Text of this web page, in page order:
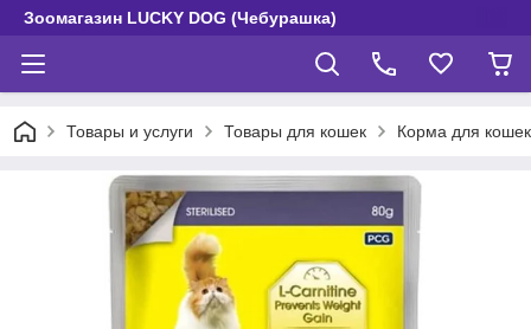
Зоомагазин LUCKY DOG (Чебурашка)
Товары и услуги Товары для кошек Корма для